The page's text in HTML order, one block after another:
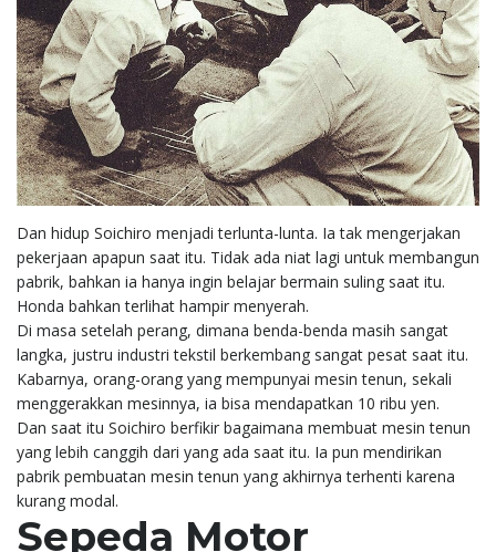
Dan hidup Soichiro menjadi terlunta-lunta. Ia tak mengerjakan
pekerjaan apapun saat itu. Tidak ada niat lagi untuk membangun
pabrik, bahkan ia hanya ingin belajar bermain suling saat itu.
Honda bahkan terlihat hampir menyerah.
Di masa setelah perang, dimana benda-benda masih sangat
langka, justru industri tekstil berkembang sangat pesat saat itu.
Kabarnya, orang-orang yang mempunyai mesin tenun, sekali
menggerakkan mesinnya, ia bisa mendapatkan 10 ribu yen.
Dan saat itu Soichiro berfikir bagaimana membuat mesin tenun
yang lebih canggih dari yang ada saat itu. Ia pun mendirikan
pabrik pembuatan mesin tenun yang akhirnya terhenti karena
kurang modal.
Sepeda Motor